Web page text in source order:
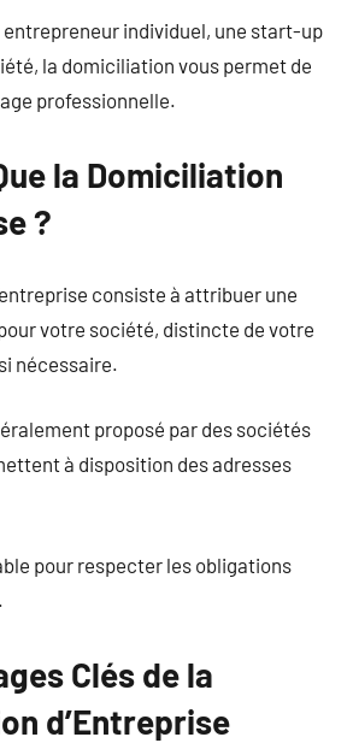
entrepreneur individuel, une start-up
la domiciliation vous permet de
professionnelle.
la Domiciliation
?
consiste à attribuer une
votre société, distincte de votre
nécessaire.
proposé par des sociétés
à disposition des adresses
pour respecter les obligations
Clés de la
d’Entreprise